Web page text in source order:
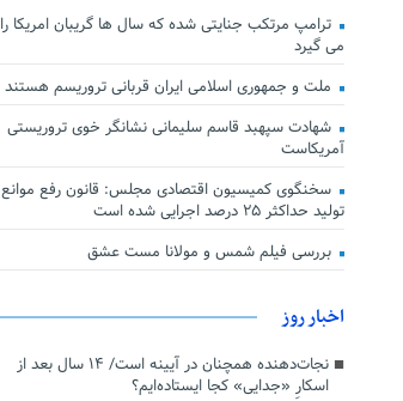
ترامپ مرتکب جنایتی شده که سال ها گریبان امریکا را
می گیرد
ملت و جمهوری اسلامی ایران قربانی تروریسم هستند
شهادت سپهبد قاسم سلیمانی نشانگر خوی تروریستی
آمریکاست
سخنگوی کمیسیون اقتصادی مجلس: قانون رفع موانع
تولید حداکثر ۲۵ درصد اجرایی شده است
بررسی فیلم شمس و مولانا مست عشق
اخبار روز
نجات‌دهنده‌ همچنان در آیینه است/ ۱۴ سال بعد از
اسکارِ «جدایی» کجا ایستاده‌ایم؟